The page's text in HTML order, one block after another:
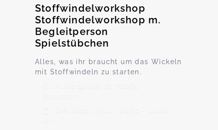
Stoffwindelworkshop
Stoffwindelworkshop m.
Begleitperson
Spielstübchen
Alles, was ihr braucht um das Wickeln
mit Stoffwindeln zu starten.
Hintergasse 18, 76865
Rohrbach
Dienstag, 03.11., 09:30 - 12:00